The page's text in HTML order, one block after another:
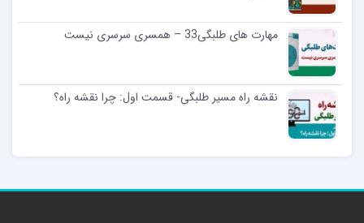
مهارت های طلبگی33 – همسری سرسری نیست
نقشه راه مسیر طلبگی- قسمت اول: چرا نقشه راه؟